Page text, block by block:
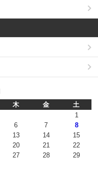
木 金
土
1
6 7
8
13 14
15
20 21
22
27 28
29